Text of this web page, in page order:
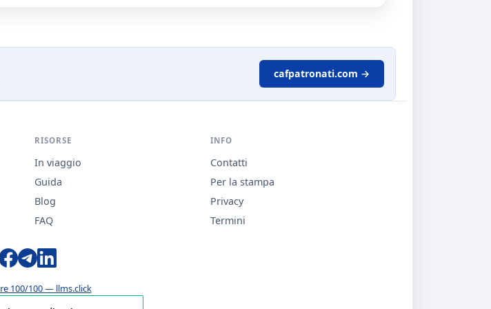
cafpatronati.com →
RISORSE
In viaggio
Guida
Blog
FAQ
INFO
Contatti
Per la stampa
Privacy
Termini